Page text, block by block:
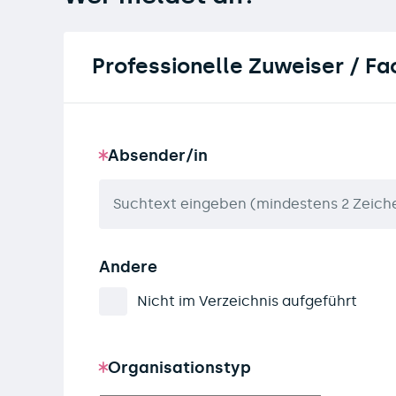
Professionelle Zuweiser /
Absender/in
Andere
Nicht im Verzeichnis aufgeführt
Organisationstyp